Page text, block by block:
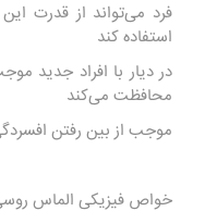
فرد می‌تواند از قدرت
استفاده کند
در دیار با افراد جدید
محافظت می‌کند
موجب از بین رفتن
خواص فیزیکی الماس